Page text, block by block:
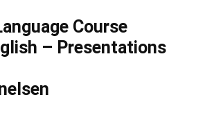
Course
– Presentations